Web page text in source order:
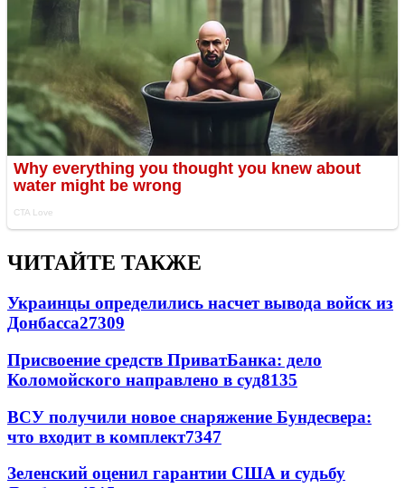
ЧИТАЙТЕ ТАКЖЕ
Украинцы определились насчет вывода войск из
Донбасса27309
Присвоение средств ПриватБанка: дело
Коломойского направлено в суд8135
ВСУ получили новое снаряжение Бундесвера:
что входит в комплект7347
Зеленский оценил гарантии США и судьбу